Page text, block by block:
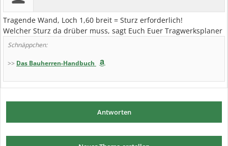
Tragende Wand, Loch 1,60 breit = Sturz erforderlich!
Welcher Sturz da drüber muss, sagt Euch Euer Tragwerksplaner
Schnäppchen:
>> Das Bauherren-Handbuch
Antworten